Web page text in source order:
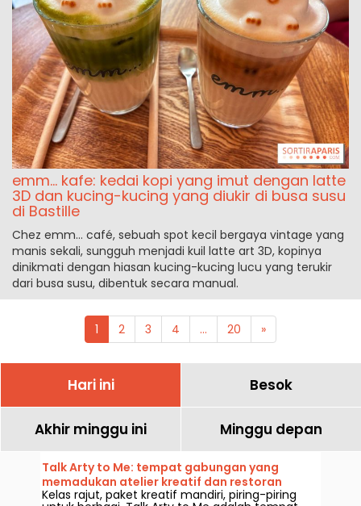
emm… kafe: kedai kopi yang imut dengan latte
3D dan kucing-kucing yang diukir di busa susu
di Bastille
Chez emm… café, sebuah spot kecil bergaya vintage yang
manis sekali, sungguh menjadi kuil latte art 3D, kopinya
dinikmati dengan hiasan kucing-kucing lucu yang terukir
dari busa susu, dibentuk secara manual.
1 2 3 4 ... 20 »
Hari ini Besok
Akhir minggu ini Minggu depan
Talk Arty to Me: tempat gabungan yang
memadukan atelier kreatif dan restoran
artistik di Marais
Kelas rajut, paket kreatif mandiri, piring-piring